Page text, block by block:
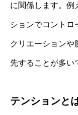
に関係します。例
ションでコントロ
クリエーションや
先することが多い
テンションと